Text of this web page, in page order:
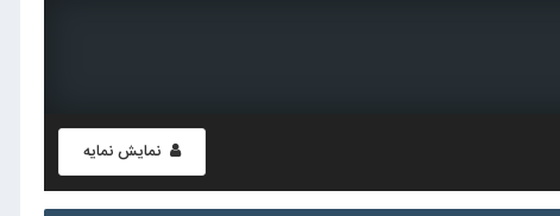
نمایش نمایه